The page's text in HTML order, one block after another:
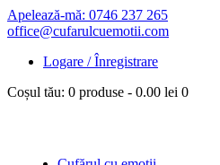
Apelează-mă: 0746 237 265
office@cufarulcuemotii.com
Logare / Înregistrare
Coșul tău: 0 produse - 0.00 lei 0